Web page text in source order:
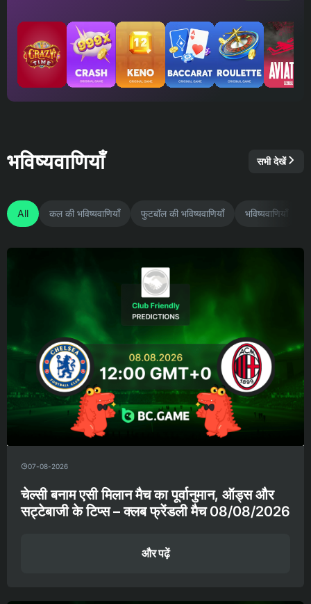
भविष्यवाणियाँ सभी देखें
All कल की भविष्यवाणियाँ फुटबॉल की भविष्यवाणियाँ भविष्यवाणियाँ
07-08-2026
चेल्सी बनाम एसी मिलान मैच का पूर्वानुमान, ऑड्स और
सट्टेबाजी के टिप्स – क्लब फ्रेंडली मैच 08/08/2026
और पढ़ें